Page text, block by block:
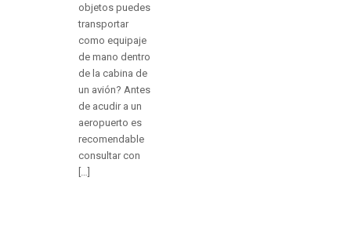
objetos puedes
transportar
como equipaje
de mano dentro
de la cabina de
un avión? Antes
de acudir a un
aeropuerto es
recomendable
consultar con